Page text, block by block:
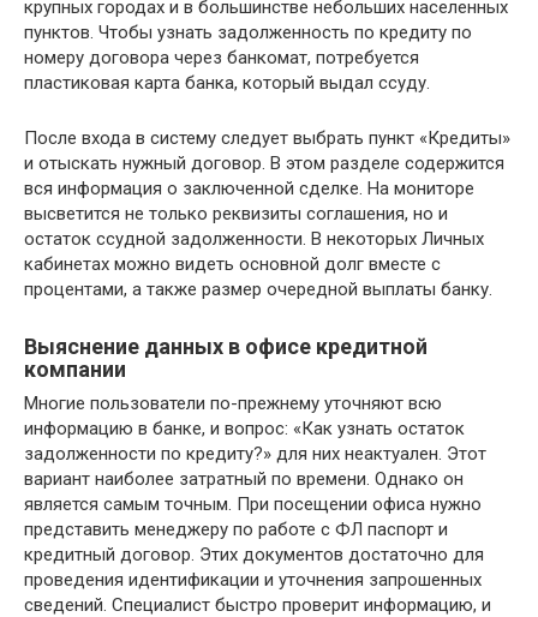
крупных городах и в большинстве небольших населенных
пунктов. Чтобы узнать задолженность по кредиту по
номеру договора через банкомат, потребуется
пластиковая карта банка, который выдал ссуду.
После входа в систему следует выбрать пункт «Кредиты»
и отыскать нужный договор. В этом разделе содержится
вся информация о заключенной сделке. На мониторе
высветится не только реквизиты соглашения, но и
остаток ссудной задолженности. В некоторых Личных
кабинетах можно видеть основной долг вместе с
процентами, а также размер очередной выплаты банку.
Выяснение данных в офисе кредитной
компании
Многие пользователи по-прежнему уточняют всю
информацию в банке, и вопрос: «Как узнать остаток
задолженности по кредиту?» для них неактуален. Этот
вариант наиболее затратный по времени. Однако он
является самым точным. При посещении офиса нужно
представить менеджеру по работе с ФЛ паспорт и
кредитный договор. Этих документов достаточно для
проведения идентификации и уточнения запрошенных
сведений. Специалист быстро проверит информацию, и